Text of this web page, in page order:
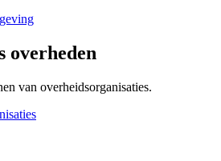
overheden
van overheidsorganisaties.